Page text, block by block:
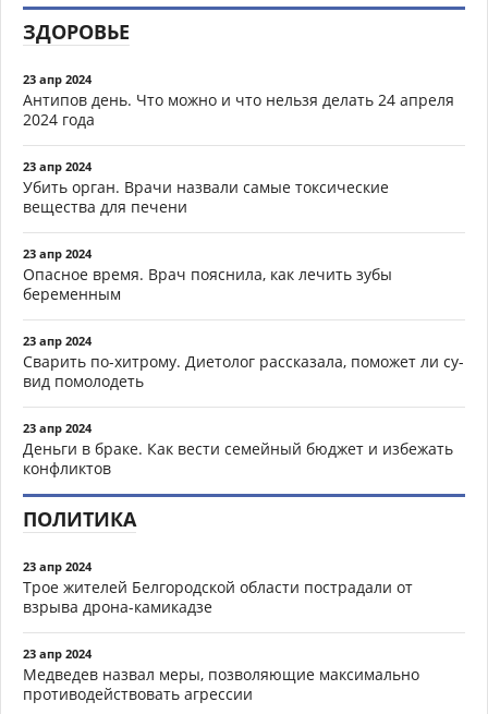
ЗДОРОВЬЕ
23 апр 2024
Антипов день. Что можно и что нельзя делать 24 апреля
2024 года
23 апр 2024
Убить орган. Врачи назвали самые токсические
вещества для печени
23 апр 2024
Опасное время. Врач пояснила, как лечить зубы
беременным
23 апр 2024
Сварить по-хитрому. Диетолог рассказала, поможет ли су-
вид помолодеть
23 апр 2024
Деньги в браке. Как вести семейный бюджет и избежать
конфликтов
ПОЛИТИКА
23 апр 2024
Трое жителей Белгородской области пострадали от
взрыва дрона-камикадзе
23 апр 2024
Медведев назвал меры, позволяющие максимально
противодействовать агрессии